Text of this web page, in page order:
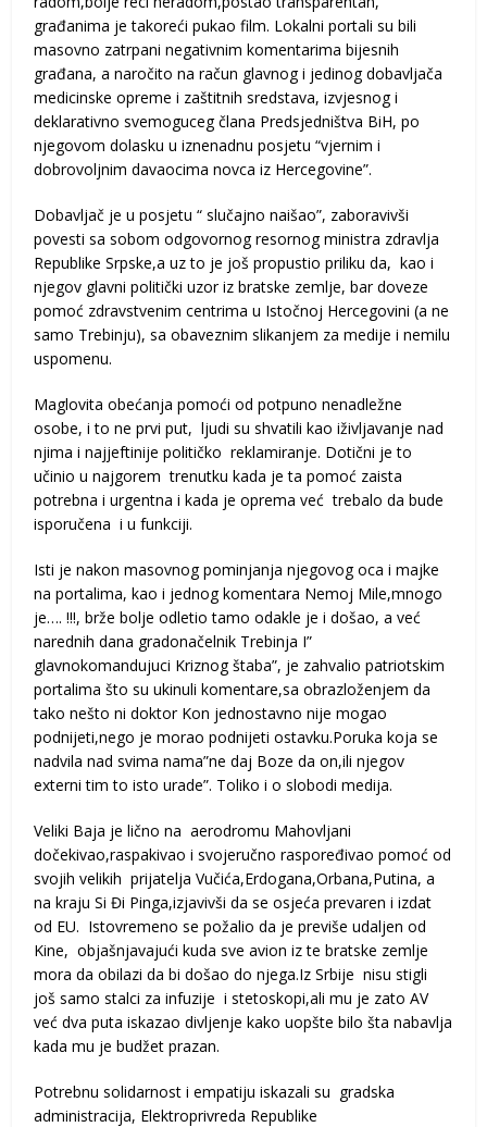
građanima je takoreći pukao film. Lokalni portali su bili
masovno zatrpani negativnim komentarima bijesnih
građana, a naročito na račun glavnog i jedinog dobavljača
medicinske opreme i zaštitnih sredstava, izvjesnog i
deklarativno svemoguceg člana Predsjedništva BiH, po
njegovom dolasku u iznenadnu posjetu “vjernim i
dobrovoljnim davaocima novca iz Hercegovine”.
Dobavljač je u posjetu “ slučajno naišao”, zaboravivši
povesti sa sobom odgovornog resornog ministra zdravlja
Republike Srpske,a uz to je još propustio priliku da, kao i
njegov glavni politički uzor iz bratske zemlje, bar doveze
pomoć zdravstvenim centrima u Istočnoj Hercegovini (a ne
samo Trebinju), sa obaveznim slikanjem za medije i nemilu
uspomenu.
Maglovita obećanja pomoći od potpuno nenadležne
osobe, i to ne prvi put, ljudi su shvatili kao iživljavanje nad
njima i najjeftinije političko reklamiranje. Dotični je to
učinio u najgorem trenutku kada je ta pomoć zaista
potrebna i urgentna i kada je oprema već trebalo da bude
isporučena i u funkciji.
Isti je nakon masovnog pominjanja njegovog oca i majke
na portalima, kao i jednog komentara Nemoj Mile,mnogo
je…. !!!, brže bolje odletio tamo odakle je i došao, a već
narednih dana gradonačelnik Trebinja I”
glavnokomandujuci Kriznog štaba”, je zahvalio patriotskim
portalima što su ukinuli komentare,sa obrazloženjem da
tako nešto ni doktor Kon jednostavno nije mogao
podnijeti,nego je morao podnijeti ostavku.Poruka koja se
nadvila nad svima nama”ne daj Boze da on,ili njegov
externi tim to isto urade”. Toliko i o slobodi medija.
Veliki Baja je lično na aerodromu Mahovljani
dočekivao,raspakivao i svojeručno raspoređivao pomoć od
svojih velikih prijatelja Vučića,Erdogana,Orbana,Putina, a
na kraju Si Đi Pinga,izjavivši da se osjeća prevaren i izdat
od EU. Istovremeno se požalio da je previše udaljen od
Kine, objašnjavajući kuda sve avion iz te bratske zemlje
mora da obilazi da bi došao do njega.Iz Srbije nisu stigli
još samo stalci za infuzije i stetoskopi,ali mu je zato AV
već dva puta iskazao divljenje kako uopšte bilo šta nabavlja
kada mu je budžet prazan.
Potrebnu solidarnost i empatiju iskazali su gradska
administracija, Elektroprivreda Republike